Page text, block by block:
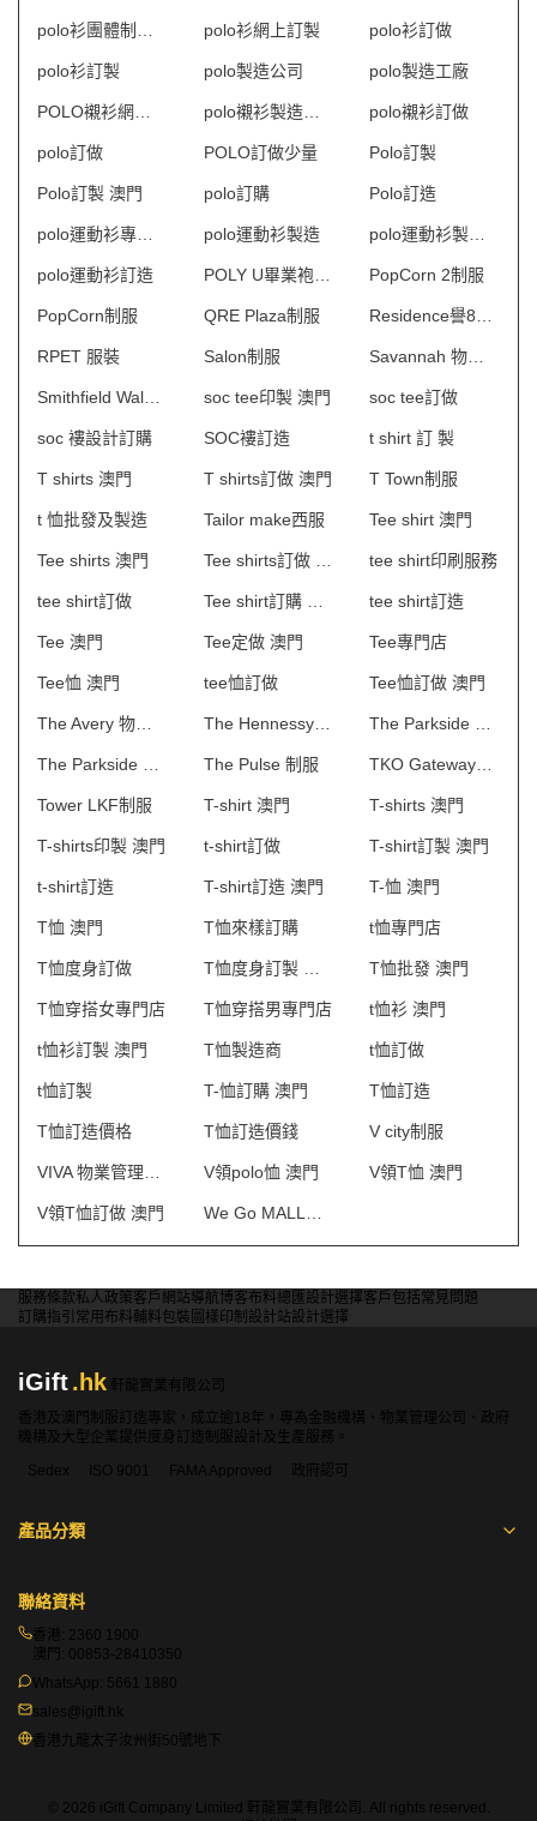
polo衫網上訂製 polo衫訂做
polo衫訂製 polo製造公司 polo製造工廠
polo襯衫製造商HK polo襯衫訂做
polo訂做 POLO訂做少量 Polo訂製
Polo訂製 澳門 polo訂購 Polo訂造
polo運動衫製造
polo運動衫訂造 PopCorn 2制服
PopCorn制服 QRE Plaza制服
RPET 服裝 Salon制服
soc tee印製 澳門 soc tee訂做
soc 褸設計訂購 SOC褸訂造 t shirt 訂 製
T shirts 澳門 T shirts訂做 澳門 T Town制服
t 恤批發及製造 Tailor make西服 Tee shirt 澳門
Tee shirts 澳門 tee shirt印刷服務
tee shirt訂做 tee shirt訂造
Tee 澳門 Tee定做 澳門 Tee專門店
Tee恤 澳門 tee恤訂做 Tee恤訂做 澳門
The Hennessy制服
The Pulse 制服
Tower LKF制服 T-shirt 澳門 T-shirts 澳門
T-shirts印製 澳門 t-shirt訂做 T-shirt訂製 澳門
t-shirt訂造 T-shirt訂造 澳門 T-恤 澳門
T恤 澳門 T恤來樣訂購 t恤專門店
T恤度身訂做 T恤批發 澳門
T恤穿搭女專門店 T恤穿搭男專門店 t恤衫 澳門
t恤衫訂製 澳門 T恤製造商 t恤訂做
t恤訂製 T-恤訂購 澳門 T恤訂造
T恤訂造價格 T恤訂造價錢 V city制服
V領polo恤 澳門 V領T恤 澳門
V領T恤訂做 澳門
服務條款私人政策客戶 網站導航博客布料總匯設計選擇客戶包括常見問題
訂購指引 常用布料輔料包裝 圖樣印制 設計站設計選擇
iGift.hk
軒龍實業有限公司
香港及澳門制服訂造專家，成立逾18年，專為金融機構、物業管理公司、政府
機構及大型企業提供度身訂造制服設計及生產服務。
Sedex
ISO 9001 FAMA Approved 政府認可
產品分類
聯絡資料
香港: 2360 1900
澳門: 00853-28410350
WhatsApp: 5661 1880
sales@igift.hk
香港九龍太子汝州街50號地下
© 2026 iGift Company Limited 軒龍實業有限公司. All rights reserved.